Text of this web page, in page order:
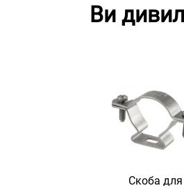
Ви
Скоба для